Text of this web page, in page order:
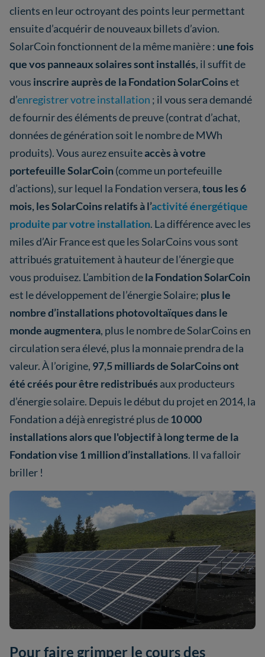
clients en leur octroyant des points leur permettant
ensuite d’acquérir de nouveaux billets d’avion.
SolarCoin fonctionnent de la même manière : une fois
que vos panneaux solaires sont installés, il suffit de
vous inscrire auprès de la Fondation SolarCoinset
d’enregistrer votre installation ; il vous sera demandé
de fournir des éléments de preuve (contrat d’achat,
données de génération soit le nombre de MWh
produits). Vous aurez ensuiteaccès à votre
portefeuille SolarCoin(comme un portefeuille
d’actions), sur lequel la Fondation versera,tous les 6
mois, les SolarCoins relatifs à l’activité énergétique
produite par votre installation. La différence avec les
miles d’Air France est que les SolarCoins vous sont
attribués gratuitement à hauteur de l’énergie que
vous produisez. L’ambition dela Fondation SolarCoin
est le développement de l’énergie Solaire; plus le
nombre d’installations photovoltaïques dans le
monde augmentera, plus le nombre de SolarCoins en
circulation sera élevé, plus la monnaie prendra de la
valeur. À l’origine, 97,5 milliards de SolarCoins ont
été créés pour être redistribués aux producteurs
d’énergie solaire. Depuis le début du projet en 2014, la
Fondation a déjà enregistré plus de10 000
installations alors que l'objectif à long terme de la
Fondation vise 1 million d’installations. Il va falloir
briller !
Pour faire grimper le cours des